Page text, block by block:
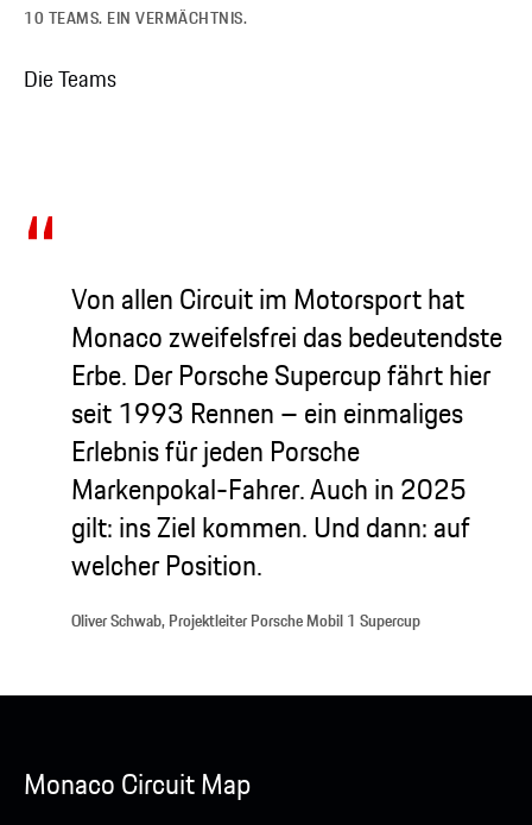
10 TEAMS. EIN VERMÄCHTNIS.
Die Teams
Von allen Circuit im Motorsport hat
Monaco zweifelsfrei das bedeutendste
Erbe. Der Porsche Supercup fährt hier
seit 1993 Rennen – ein einmaliges
Erlebnis für jeden Porsche
Markenpokal-Fahrer. Auch in 2025
gilt: ins Ziel kommen. Und dann: auf
welcher Position.
Oliver Schwab, Projektleiter Porsche Mobil 1 Supercup
Monaco Circuit Map